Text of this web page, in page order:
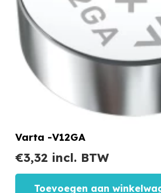
Varta -V12GA
€3,32 incl. BTW
Toevoegen aan